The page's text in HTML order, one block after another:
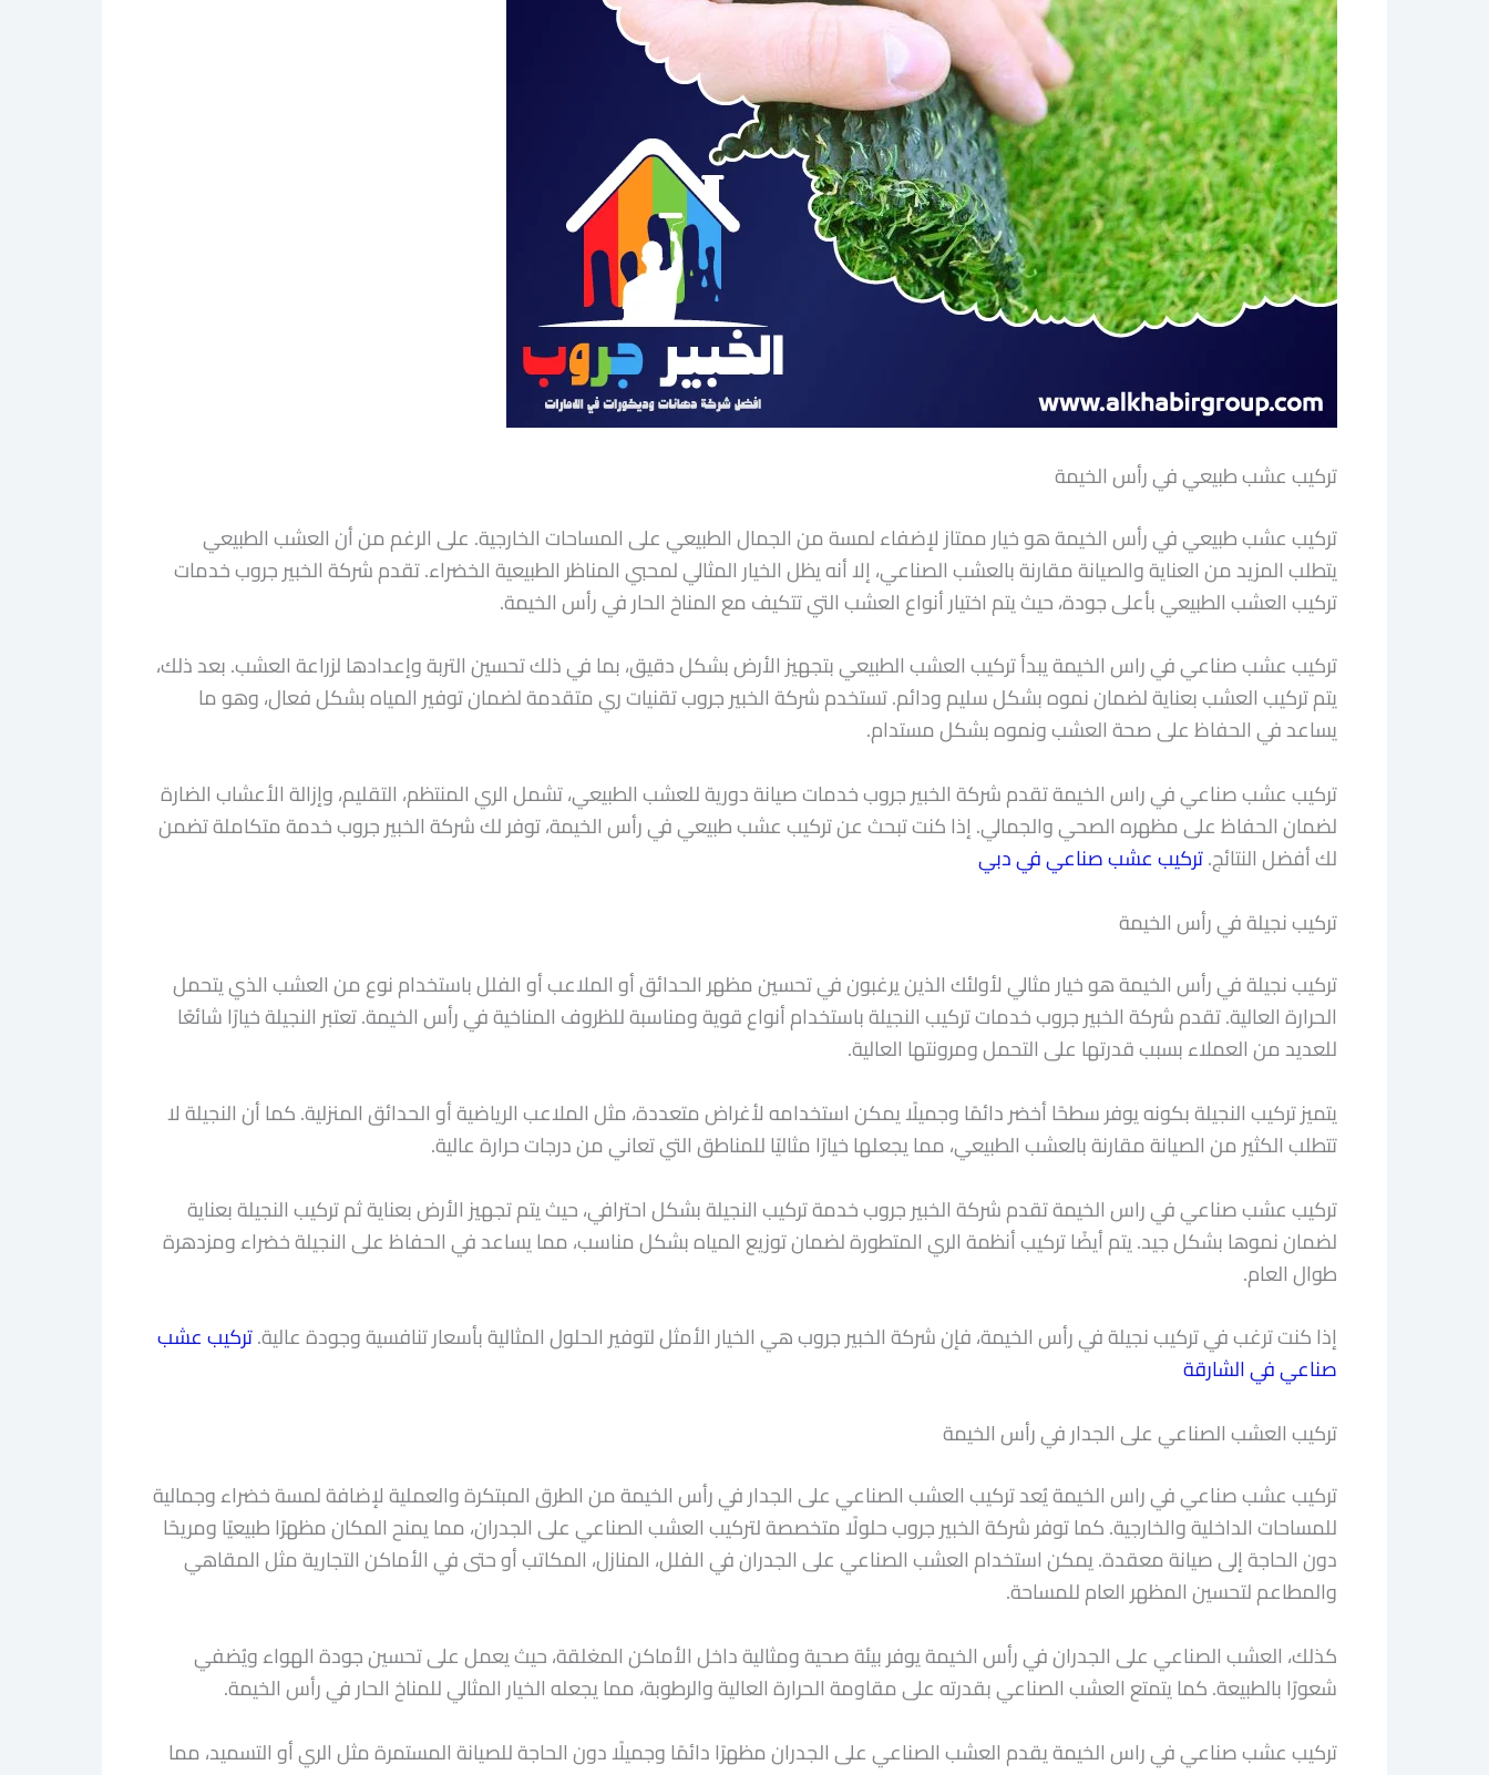
تركيب عشب طبيعي في رأس الخيمة
تركيب عشب طبيعي في رأس الخيمة هو خيار ممتاز لإضفاء لمسة من الجمال الطبيعي على المساحات الخارجية. على الرغم من أن العشب الطبيعي
يتطلب المزيد من العناية والصيانة مقارنة بالعشب الصناعي، إلا أنه يظل الخيار المثالي لمحبي المناظر الطبيعية الخضراء. تقدم شركة الخبير جروب خدمات
تركيب العشب الطبيعي بأعلى جودة، حيث يتم اختيار أنواع العشب التي تتكيف مع المناخ الحار في رأس الخيمة.
تركيب عشب صناعي في راس الخيمة يبدأ تركيب العشب الطبيعي بتجهيز الأرض بشكل دقيق، بما في ذلك تحسين التربة وإعدادها لزراعة العشب. بعد ذلك،
يتم تركيب العشب بعناية لضمان نموه بشكل سليم ودائم. تستخدم شركة الخبير جروب تقنيات ري متقدمة لضمان توفير المياه بشكل فعال، وهو ما
يساعد في الحفاظ على صحة العشب ونموه بشكل مستدام.
تركيب عشب صناعي في راس الخيمة تقدم شركة الخبير جروب خدمات صيانة دورية للعشب الطبيعي، تشمل الري المنتظم، التقليم، وإزالة الأعشاب الضارة
لضمان الحفاظ على مظهره الصحي والجمالي. إذا كنت تبحث عن تركيب عشب طبيعي في رأس الخيمة، توفر لك شركة الخبير جروب خدمة متكاملة تضمن
لك أفضل النتائج.تركيب عشب صناعي في دبي
تركيب نجيلة في رأس الخيمة
تركيب نجيلة في رأس الخيمة هو خيار مثالي لأولئك الذين يرغبون في تحسين مظهر الحدائق أو الملاعب أو الفلل باستخدام نوع من العشب الذي يتحمل
الحرارة العالية. تقدم شركة الخبير جروب خدمات تركيب النجيلة باستخدام أنواع قوية ومناسبة للظروف المناخية في رأس الخيمة. تعتبر النجيلة خيارًا شائعًا
للعديد من العملاء بسبب قدرتها على التحمل ومرونتها العالية.
يتميز تركيب النجيلة بكونه يوفر سطحًا أخضر دائمًا وجميلًا يمكن استخدامه لأغراض متعددة، مثل الملاعب الرياضية أو الحدائق المنزلية. كما أن النجيلة لا
تتطلب الكثير من الصيانة مقارنة بالعشب الطبيعي، مما يجعلها خيارًا مثاليًا للمناطق التي تعاني من درجات حرارة عالية.
تركيب عشب صناعي في راس الخيمة تقدم شركة الخبير جروب خدمة تركيب النجيلة بشكل احترافي، حيث يتم تجهيز الأرض بعناية ثم تركيب النجيلة بعناية
لضمان نموها بشكل جيد. يتم أيضًا تركيب أنظمة الري المتطورة لضمان توزيع المياه بشكل مناسب، مما يساعد في الحفاظ على النجيلة خضراء ومزدهرة
طوال العام.
إذا كنت ترغب في تركيب نجيلة في رأس الخيمة، فإن شركة الخبير جروب هي الخيار الأمثل لتوفير الحلول المثالية بأسعار تنافسية وجودة عالية.تركيب عشب
صناعي في الشارقة
تركيب العشب الصناعي على الجدار في رأس الخيمة
تركيب عشب صناعي في راس الخيمة يُعد تركيب العشب الصناعي على الجدار في رأس الخيمة من الطرق المبتكرة والعملية لإضافة لمسة خضراء وجمالية
للمساحات الداخلية والخارجية. كما توفر شركة الخبير جروب حلولًا متخصصة لتركيب العشب الصناعي على الجدران، مما يمنح المكان مظهرًا طبيعيًا ومريحًا
دون الحاجة إلى صيانة معقدة. يمكن استخدام العشب الصناعي على الجدران في الفلل، المنازل، المكاتب أو حتى في الأماكن التجارية مثل المقاهي
والمطاعم لتحسين المظهر العام للمساحة.
كذلك، العشب الصناعي على الجدران في رأس الخيمة يوفر بيئة صحية ومثالية داخل الأماكن المغلقة، حيث يعمل على تحسين جودة الهواء ويُضفي
شعورًا بالطبيعة. كما يتمتع العشب الصناعي بقدرته على مقاومة الحرارة العالية والرطوبة، مما يجعله الخيار المثالي للمناخ الحار في رأس الخيمة.
تركيب عشب صناعي في راس الخيمة يقدم العشب الصناعي على الجدران مظهرًا دائمًا وجميلًا دون الحاجة للصيانة المستمرة مثل الري أو التسميد، مما